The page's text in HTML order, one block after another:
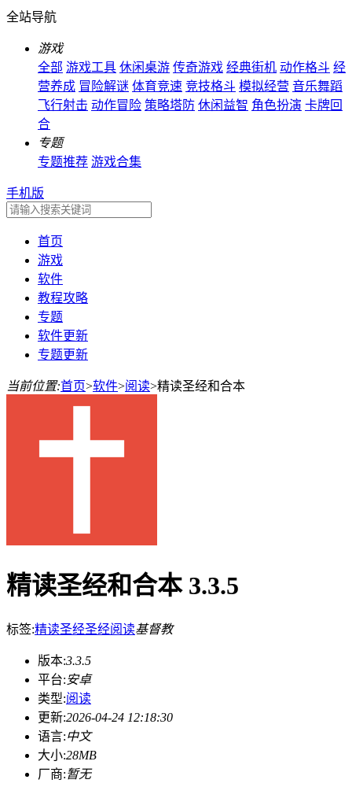
全站导航
游戏
全部 游戏工具 休闲桌游 传奇游戏 经典街机 动作格斗 经
营养成 冒险解谜 体育竞速 竞技格斗 模拟经营 音乐舞蹈
飞行射击 动作冒险 策略塔防 休闲益智 角色扮演 卡牌回
合
专题
专题推荐 游戏合集
手机版
首页
游戏
软件
教程攻略
专题
软件更新
专题更新
当前位置:首页>软件>阅读>精读圣经和合本
精读圣经和合本 3.3.5
标签:精读圣经圣经阅读基督教
版本:3.3.5
平台:安卓
类型:阅读
更新:2026-04-24 12:18:30
语言:中文
大小:28MB
厂商:暂无